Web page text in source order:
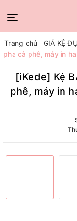
Trang chủ GIÁ KỆ
pha cà phê, máy in
[iKede] Kệ
phê, máy in